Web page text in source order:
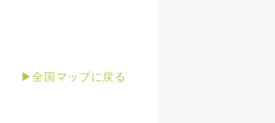
▶全国マップに戻る